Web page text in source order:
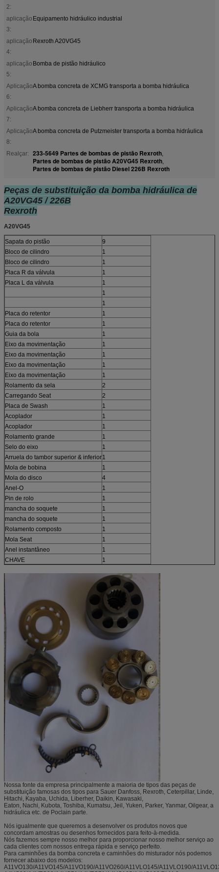
2:
aplicação
3:
Equipamento hidráulico industrial
aplicação
4:
Rexroth A20VG45
aplicação
5:
Bomba de pistão hidráulico
Aplicação
6:
A bomba concreta de XCMG transporta a bomba hidráulica
Aplicação
7:
A bomba concreta de Liebherr transporta a bomba hidráulica
Aplicação
8:
A bomba concreta de Putzmeister transporta a bomba hidráulica
Realçar: 233-5649 Partes de bombas de pistão Rexroth,
Partes de bombas de pistão A20VG45 Rexroth,
Partes de bombas de pistão Diesel 226B Rexroth
Peças de substituição da bomba hidráulica de
A20VG45 / 226B
Rexroth
A20VG45
Sapata do pistão
9
Bloco de cilindro
1
Bloco de cilindro
1
Placa R da válvula
1
Placa L da válvula
1
1
1
Placa do retentor
1
Placa do retentor
1
Guia da bola
1
Eixo da movimentação
1
Eixo da movimentação
1
Eixo da movimentação
1
Eixo da movimentação
1
Rolamento da sela
2
Carregando Seat
2
Placa de Swash
1
Acoplador
1
Acoplador
1
Rolamento grande
1
Selo do eixo
1
Arruela do tambor superior & inferior1
Mola de bobina
1
Mola do disco
4
Anel-O
1
Pin de rolo
1
mancha do soquete
1
mancha do soquete
1
Rolamento composto
1
Mola Seat
1
Anel instantâneo
1
CHAVE
1
Nossa fonte da empresa principalmente a maioria de tipos das peças de
substituição famosas dos tipos para Sauer Danfoss, Rexroth, Ceterpillar, Linde,
Hitachi, Kayaba, Uchida, Liberher, Daikin, Kawasaki,
Eaton, Nachi, Kubota, Toshiba, Kumatsu, Jeil, Yuken, Parker, Yanmar, Oilgear, a
hidráulica etc. de Poclain parte.
Nós igualmente que queremos a desenvolver os produtos novos que
concordam amostras ou desenhos fornecidos para feito-à-medida.
Nós fazemos sempre nosso melhor para proporcionar nosso melhor serviço ao
cada clientes com nossos entrega rápida e serviço perfeito.
Para caminhões da bomba concreta e caminhões do misturador nós podemos
fornecer abaixo dos modelos:
A11VO130/A11VO145/A11VO190/A11VO260/A11VLO145/A11VLO190/